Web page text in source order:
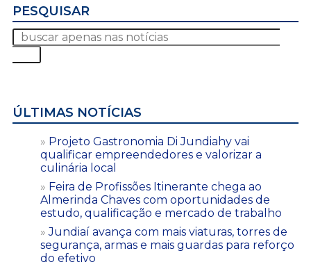
PESQUISAR
ÚLTIMAS NOTÍCIAS
Projeto Gastronomia Di Jundiahy vai
qualificar empreendedores e valorizar a
culinária local
Feira de Profissões Itinerante chega ao
Almerinda Chaves com oportunidades de
estudo, qualificação e mercado de trabalho
Jundiaí avança com mais viaturas, torres de
segurança, armas e mais guardas para reforço
do efetivo